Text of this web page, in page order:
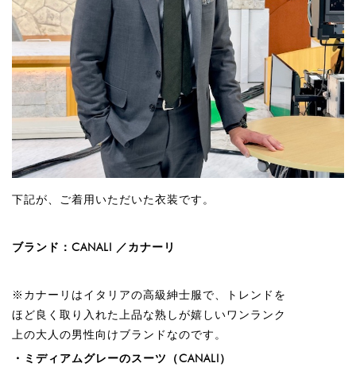
下記が、ご着用いただいた衣装です。
ブランド： CANALI ／カナーリ
※カナーリはイタリアの高級紳士服で、トレンドを
ほど良く取り入れた上品な熟しが嬉しいワンランク
上の大人の男性向けブランドなのです。
・ミディアムグレーのスーツ（CANALI）